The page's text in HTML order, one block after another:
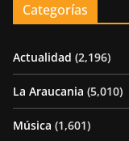
Categorías
Actualidad (2,196)
La Araucania (5,010)
Música (1,601)